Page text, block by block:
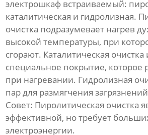
электрошкаф встраиваемый:
каталитическая и гидролизная.
очистка подразумевает нагрев
высокой температуры, при
сгорают. Каталитическая очистка
специальное покрытие, которое
при нагревании. Гидролизная
пар для размягчения
Совет: Пиролитическая очистка
эффективной, но требует
электроэнергии.